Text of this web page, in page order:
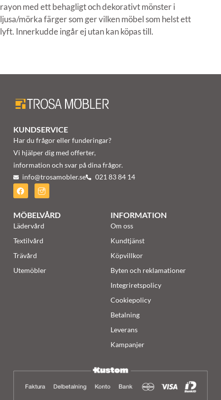
rayon med ett behagligt och dekorativt mönster i
ljusa/mörka färger som ger vilken möbel som helst ett
lyft. Innerkudde ingår ej utan kan köpas till.
KUNDSERVICE
Har du frågor eller funderingar?
Vi hjälper dig med offerter,
information och svar på dina frågor.
info@trosamobler.se 021 83 84 14
MÖBELVÅRD
Lädervård
Textilvård
Trävård
Utemöbler
INFORMATION
Om oss
Kundtjänst
Köpvillkor
Byten och reklamationer
Integriretspolicy
Cookiepolicy
Betalning
Leverans
Kampanjer